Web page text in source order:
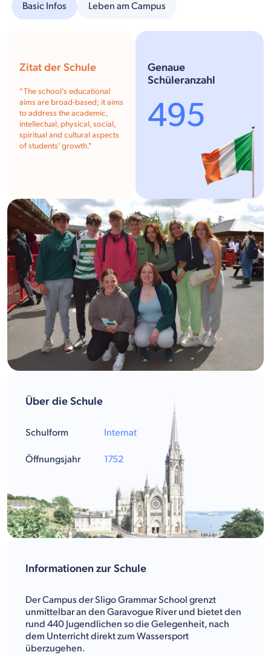
Basic Infos Leben am Campus
Informationen zur Schule
Der Campus der Sligo Grammar School grenzt
unmittelbar an den Garavogue River und bietet den
rund 440 Jugendlichen so die Gelegenheit, nach
dem Unterricht direkt zum Wassersport
überzugehen.
Über die Schule
Schulform
Öffnungsjahr
Internat
1752
Zitat der Schule
"The school’s educational
aims are broad-based; it aims
to address the academic,
intellectual, physical, social,
spiritual and cultural aspects
of students’ growth."
Genaue
Schüleranzahl
495